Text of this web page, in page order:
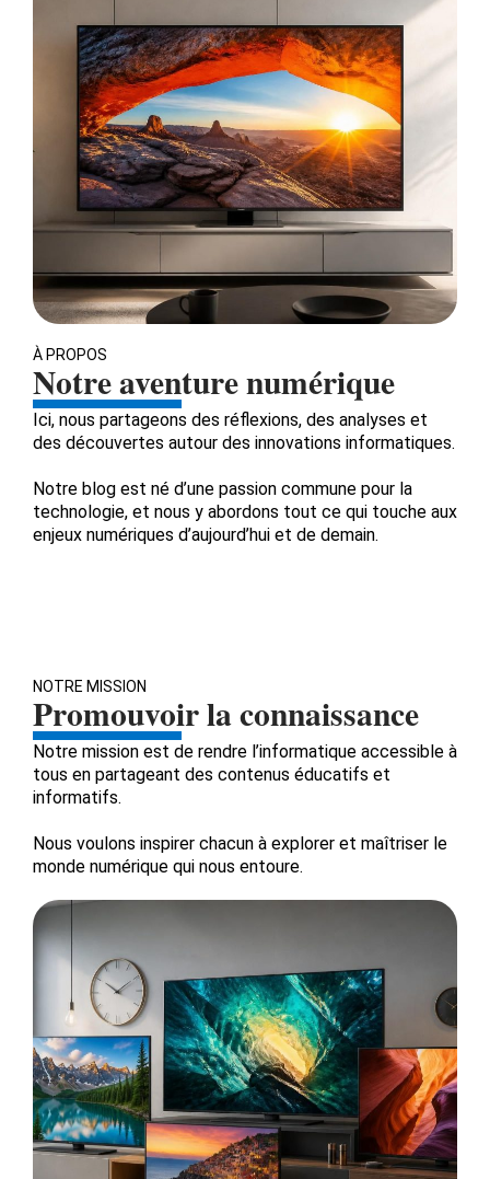
À PROPOS
Notre aventure numérique
Ici, nous partageons des réflexions, des analyses et
des découvertes autour des innovations informatiques.
Notre blog est né d’une passion commune pour la
technologie, et nous y abordons tout ce qui touche aux
enjeux numériques d’aujourd’hui et de demain.
NOTRE MISSION
Promouvoir la connaissance
Notre mission est de rendre l’informatique accessible à
tous en partageant des contenus éducatifs et
informatifs.
Nous voulons inspirer chacun à explorer et maîtriser le
monde numérique qui nous entoure.